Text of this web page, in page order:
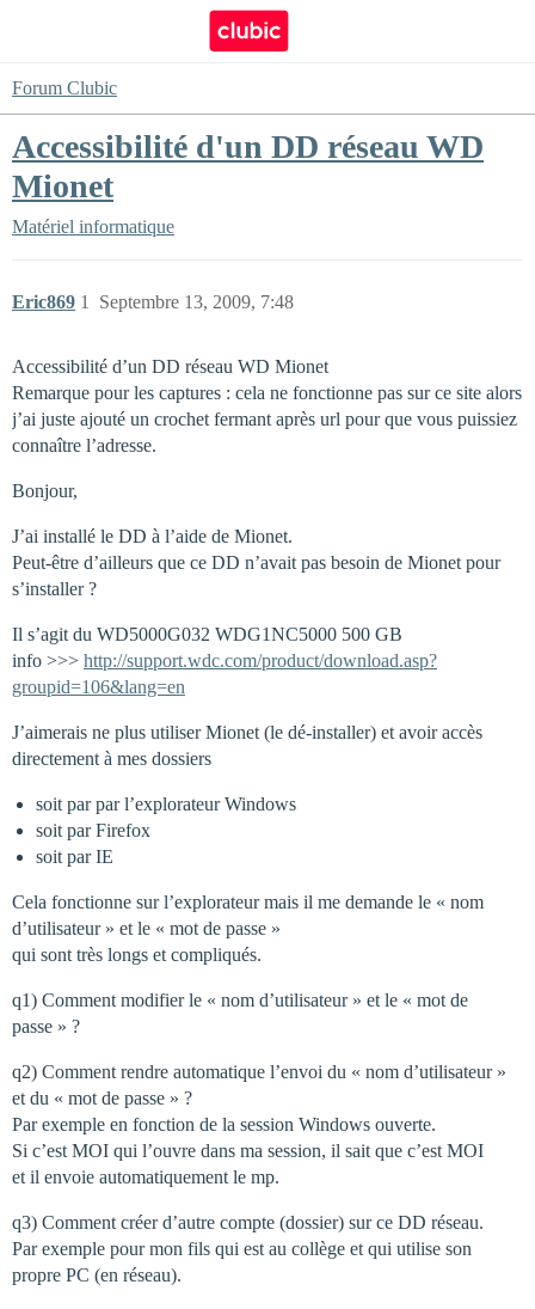
Forum Clubic
Accessibilité d'un DD réseau WD
Mionet
Matériel informatique
Eric869 Septembre 13, 2009, 7:48
1
Accessibilité d’un DD réseau WD Mionet
Remarque pour les captures : cela ne fonctionne pas sur ce site alors
j’ai juste ajouté un crochet fermant après url pour que vous puissiez
connaître l’adresse.
Bonjour,
J’ai installé le DD à l’aide de Mionet.
Peut-être d’ailleurs que ce DD n’avait pas besoin de Mionet pour
s’installer ?
Il s’agit du WD5000G032 WDG1NC5000 500 GB
info >>> http://support.wdc.com/product/download.asp?
groupid=106&lang=en
J’aimerais ne plus utiliser Mionet (le dé-installer) et avoir accès
directement à mes dossiers
soit par par l’explorateur Windows
soit par Firefox
soit par IE
Cela fonctionne sur l’explorateur mais il me demande le « nom
d’utilisateur » et le « mot de passe »
qui sont très longs et compliqués.
q1) Comment modifier le « nom d’utilisateur » et le « mot de
passe » ?
q2) Comment rendre automatique l’envoi du « nom d’utilisateur »
et du « mot de passe » ?
Par exemple en fonction de la session Windows ouverte.
Si c’est MOI qui l’ouvre dans ma session, il sait que c’est MOI
et il envoie automatiquement le mp.
q3) Comment créer d’autre compte (dossier) sur ce DD réseau.
Par exemple pour mon fils qui est au collège et qui utilise son
propre PC (en réseau).